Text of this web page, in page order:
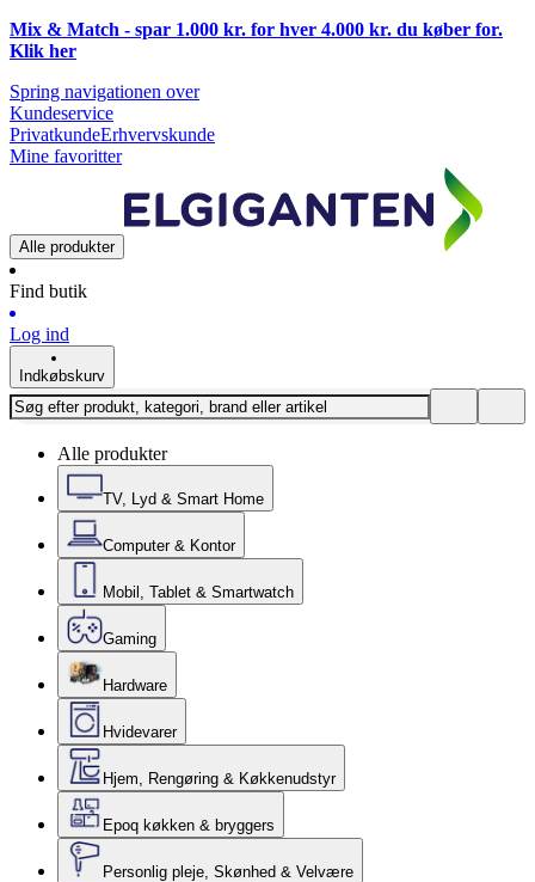
Mix & Match - spar 1.000 kr. for hver 4.000 kr. du køber for.
Klik her
Spring navigationen over
Kundeservice
PrivatkundeErhvervskunde
Mine favoritter
Alle produkter
Find butik
Log ind
Indkøbskurv
Alle produkter
TV, Lyd & Smart Home
Computer & Kontor
Mobil, Tablet & Smartwatch
Gaming
Hardware
Hvidevarer
Hjem, Rengøring & Køkkenudstyr
Epoq køkken & bryggers
Personlig pleje, Skønhed & Velvære